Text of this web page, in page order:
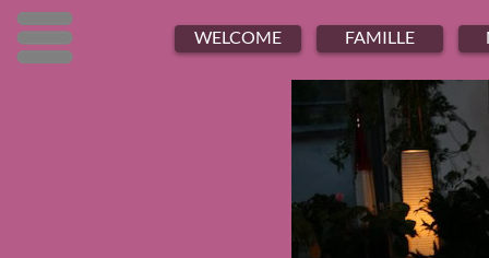
Menu
Menu
Menu WELCOME FAMILLE